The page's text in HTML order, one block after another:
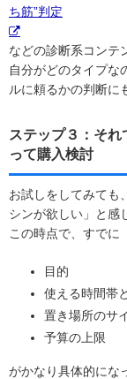
ち筋”判定
などの診断系コンテ
自分がどのタイプな
ルに頼るかの判断に
ステップ３：そ
って購入検討
お試しをしてみても
シンが欲しい」と感
この時点で、すでに
目的
使える時間帯
置き場所のサ
予算の上限
がかなり具体的にな